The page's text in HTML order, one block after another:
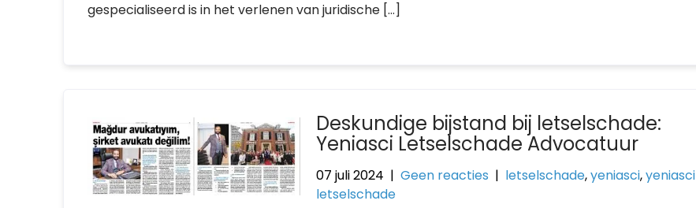
gespecialiseerd is in het verlenen van juridische […]
Deskundige bijstand bij letselschade:
Yeniasci Letselschade Advocatuur
07 juli 2024 |Geen reacties | letselschade,yeniasci,yeniasci
letselschade